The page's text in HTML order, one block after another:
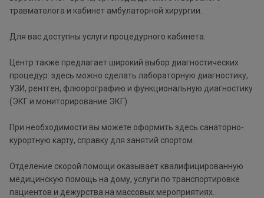
травматолога и кабинет амбулаторной хирургии.
Для вас доступны услуги процедурного кабинета.
Центр также предлагает широкий выбор диагностических
процедур: здесь можно сделать лабораторную диагностику,
УЗИ, рентген, флюорографию и функциональную диагностику
(ЭКГ и мониторирование ЭКГ).
При необходимости вы можете оформить здесь санаторно-
курортную карту, справку для занятий спортом.
Отделение скорой помощи оказывает квалифицированную
медицинскую помощь на дому, услуги по транспортировке
пациентов и дежурства на массовых мероприятиях.